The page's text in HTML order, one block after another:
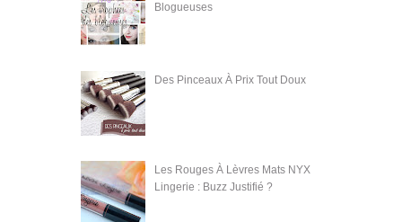
Blogueuses
Des Pinceaux À Prix Tout Doux
Les Rouges À Lèvres Mats NYX
Lingerie : Buzz Justifié ?